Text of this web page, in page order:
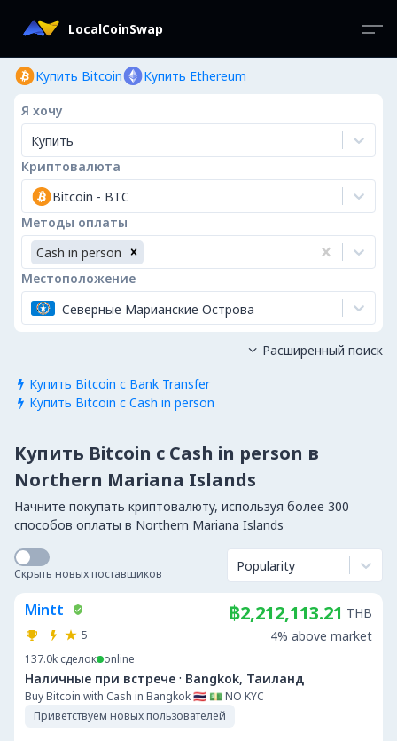
LocalCoinSwap
Купить Bitcoin Купить Ethereum
Я хочу
Купить
Криптовалюта
Bitcoin - BTC
Методы оплаты
Cash in person
Местоположение
Северные Марианские Острова
 Купить Bitcoin с Bank Transfer
 Купить Bitcoin с Cash in person
 Расширенный поиск
Купить Bitcoin с Cash in person в
Northern Mariana Islands
Начните покупать криптовалюту, используя более 300
способов оплаты в Northern Mariana Islands
Скрыть новых поставщиков Popularity
Mintt
5
137.0k сделок online
Наличные при встрече · Bangkok, Таиланд
Buy Bitcoin with Cash in Bangkok 🇹🇭 💵 NO KYC
Приветствуем новых пользователей
฿2,212,113.21 THB
4% above market